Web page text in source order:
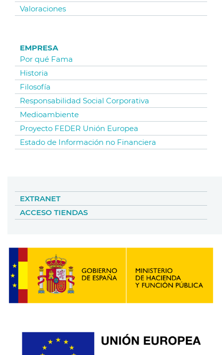
Valoraciones
EMPRESA
Por qué Fama
Historia
Filosofía
Responsabilidad Social Corporativa
Medioambiente
Proyecto FEDER Unión Europea
Estado de Información no Financiera
EXTRANET
ACCESO TIENDAS